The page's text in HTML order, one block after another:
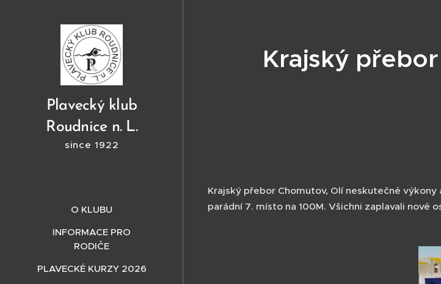
Plavecký klub
Roudnice n. L.
since 1922
O KLUBU
INFORMACE PRO
RODIČE
PLAVECKÉ KURZY 2026
Krajský
Krajský přebor Chomutov, Olí neskutečné
parádní 7. místo na 100M. Všichni zaplavali nové